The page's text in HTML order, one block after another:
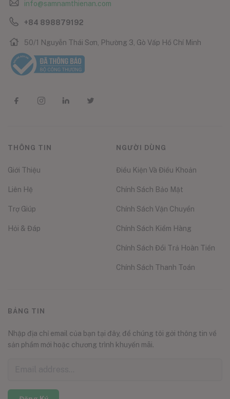
info@samnamthienan.com
+84 898879192
50/1 Nguyễn Thái Sơn, Phường 3, Gò Vấp Hồ Chí Minh
THÔNG TIN
Giới Thiệu
Liên Hệ
Trợ Giúp
Hỏi & Đáp
NGƯỜI DÙNG
Điều Kiện Và Điều Khoản
Chính Sách Bảo Mật
Chính Sách Vận Chuyển
Chính Sách Kiểm Hàng
Chính Sách Đổi Trả Hoàn Tiền
Chính Sách Thanh Toán
BẢNG TIN
Nhập địa chỉ email của bạn tại đây, để chúng tôi gởi thông tin về
sản phẩm mới hoặc chương trình khuyến mãi.